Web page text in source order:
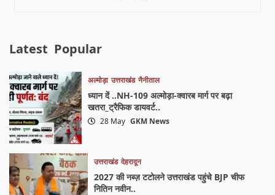
Latest Popular
अल्मोड़ा उत्तराखंड नैनीताल
ध्यान दें ..NH-109 अल्मोड़ा-क्वारब मार्ग पर बढ़ा
खतरा_ट्रैफिक डायवर्ट..
28 May GKM News
उत्तराखंड देहरादून
2027 की नब्ज़ टटोलने उत्तराखंड पहुंचे BJP चीफ
नितिन नवीन..